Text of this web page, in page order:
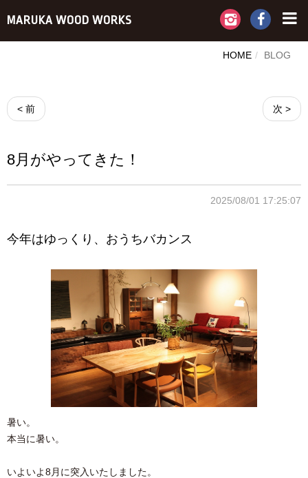
MARUKA WOOD WORKS
HOME BLOG
< 前 次 >
8月がやってきた！
2025/08/01 17:25:07
今年はゆっくり、おうちバカンス
暑い。
本当に暑い。
いよいよ8月に突入いたしました。